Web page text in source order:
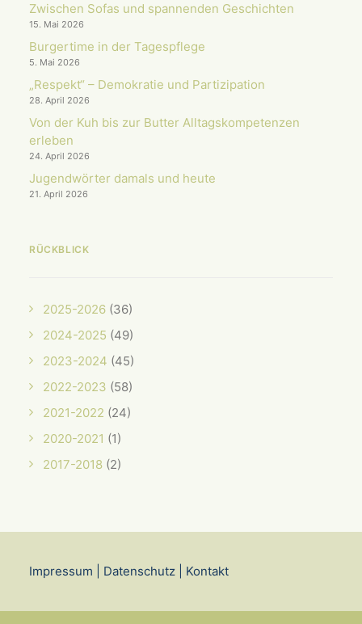
Zwischen Sofas und spannenden Geschichten
15. Mai 2026
Burgertime in der Tagespflege
5. Mai 2026
„Respekt“ – Demokratie und Partizipation
28. April 2026
Von der Kuh bis zur Butter Alltagskompetenzen
erleben
24. April 2026
Jugendwörter damals und heute
21. April 2026
RÜCKBLICK
2025-2026 (36)
2024-2025 (49)
2023-2024 (45)
2022-2023 (58)
2021-2022 (24)
2020-2021 (1)
2017-2018 (2)
Impressum Datenschutz Kontakt